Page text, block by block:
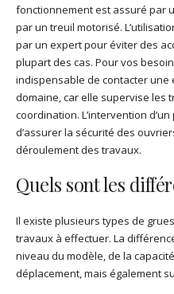
fonctionnement est assuré par
par un treuil motorisé.
par un expert pour éviter des
plupart des cas. Pour vos
indispensable de contacter
domaine, car elle supervise les
coordination. L’intervention
d’assurer la sécurité des
déroulement des travaux.
Quels sont les
Il existe plusieurs types de
travaux à effectuer. La
niveau du modèle, de la
déplacement, mais également